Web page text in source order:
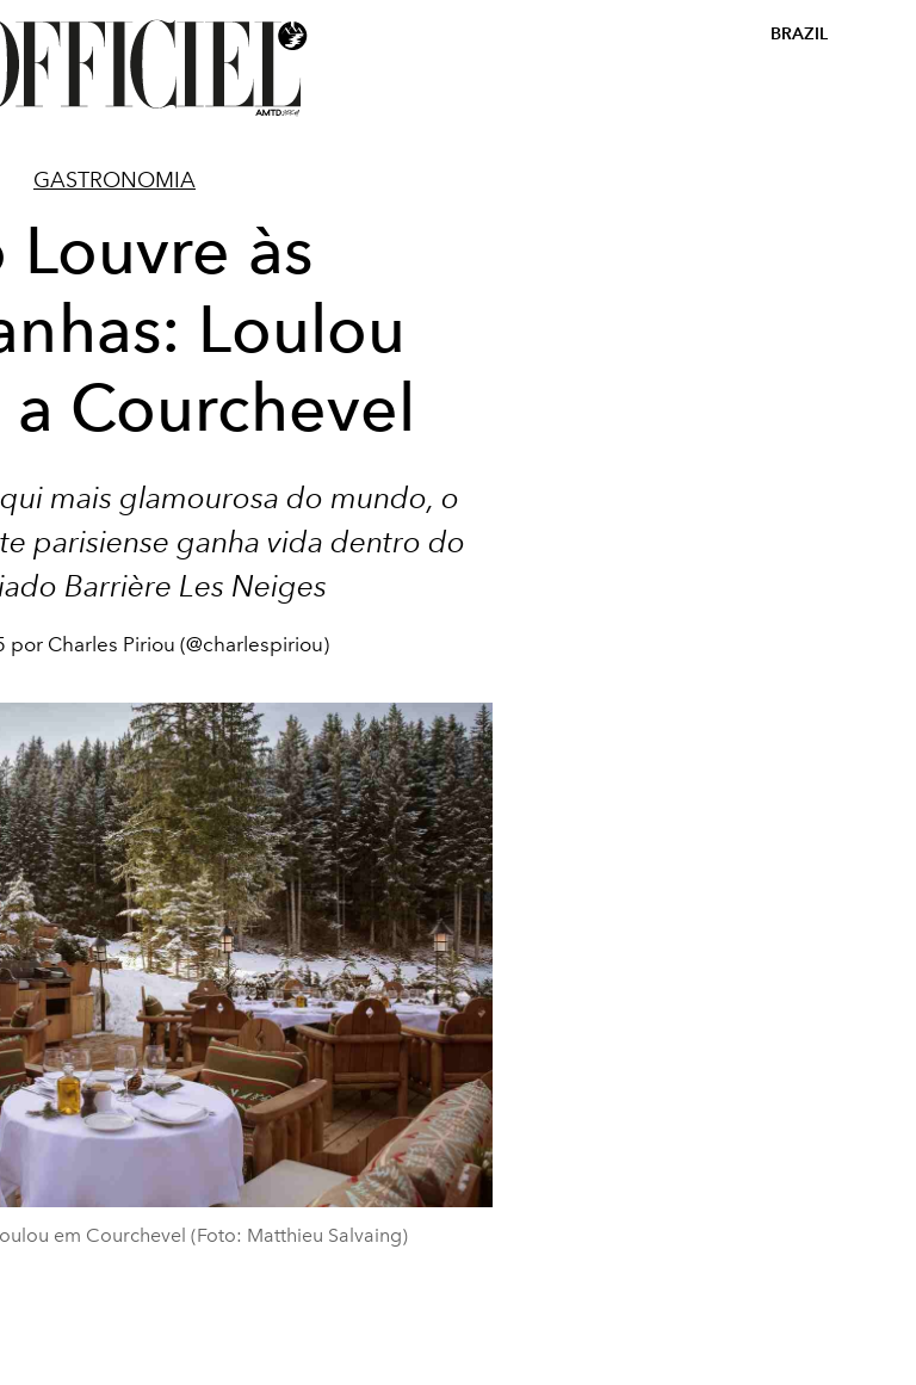
BRAZIL
GASTRONOMIA
Louvre às
Loulou
Courchevel
mais glamourosa do mundo, o
parisiense ganha vida dentro do
Barrière Les Neiges
por Charles Piriou (@charlespiriou)
em Courchevel (Foto: Matthieu Salvaing)